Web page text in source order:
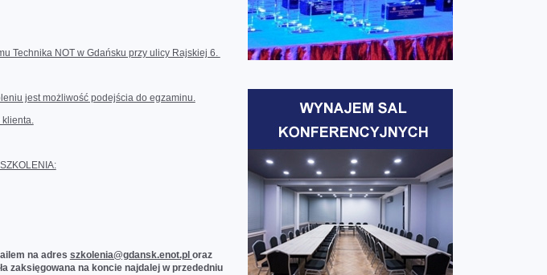
Technika NOT w Gdańsku przy ulicy Rajskiej 6.
jest możliwość podejścia do egzaminu.
klienta.
na adres szkolenia@gdansk.enot.pl oraz
zaksięgowana na koncie najdalej w przededniu